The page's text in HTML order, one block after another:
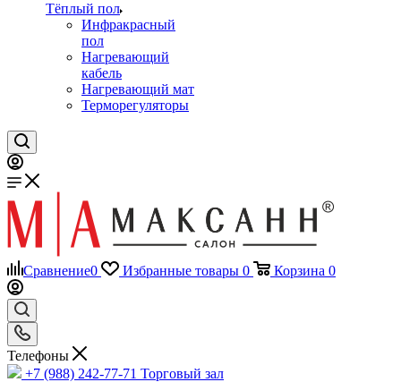
Тёплый пол
Инфракрасный
пол
Нагревающий
кабель
Нагревающий мат
Терморегуляторы
Сравнение0 Избранные товары 0 Корзина 0
Телефоны
+7 (988) 242-77-71 Торговый зал